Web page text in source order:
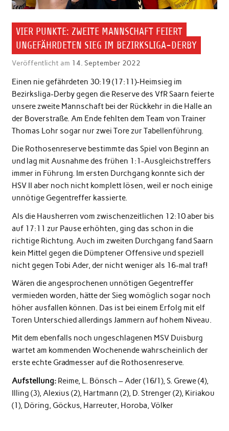
VIER PUNKTE: ZWEITE MANNSCHAFT FEIERT
UNGEFÄHRDETEN SIEG IM BEZIRKSLIGA-DERBY
Veröffentlicht am 14. September 2022
Einen nie gefährdeten 30:19 (17:11)-Heimsieg im
Bezirksliga-Derby gegen die Reserve des VfR Saarn feierte
unsere zweite Mannschaft bei der Rückkehr in die Halle an
der Boverstraße. Am Ende fehlten dem Team von Trainer
Thomas Lohr sogar nur zwei Tore zur Tabellenführung.
Die Rothosenreserve bestimmte das Spiel von Beginn an
und lag mit Ausnahme des frühen 1:1-Ausgleichstreffers
immer in Führung. Im ersten Durchgang konnte sich der
HSV II aber noch nicht komplett lösen, weil er noch einige
unnötige Gegentreffer kassierte.
Als die Hausherren vom zwischenzeitlichen 12:10 aber bis
auf 17:11 zur Pause erhöhten, ging das schon in die
richtige Richtung. Auch im zweiten Durchgang fand Saarn
kein Mittel gegen die Dümptener Offensive und speziell
nicht gegen Tobi Ader, der nicht weniger als 16-mal traf!
Wären die angesprochenen unnötigen Gegentreffer
vermieden worden, hätte der Sieg womöglich sogar noch
höher ausfallen können. Das ist bei einem Erfolg mit elf
Toren Unterschied allerdings Jammern auf hohem Niveau.
Mit dem ebenfalls noch ungeschlagenen MSV Duisburg
wartet am kommenden Wochenende wahrscheinlich der
erste echte Gradmesser auf die Rothosenreserve.
Aufstellung:Reime, L. Bönsch – Ader (16/1), S. Grewe (4),
Illing (3), Alexius (2), Hartmann (2), D. Strenger (2), Kiriakou
(1), Döring, Göckus, Harreuter, Horoba, Völker